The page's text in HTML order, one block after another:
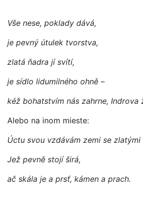
Vše nese, poklady dává,
je pevný útulek tvorstva,
zlatá ňadra jí svítí,
je sídlo lidumilného ohně –
kéž bohatstvím nás zahrne, Indrova
Alebo na inom mieste:
Úctu svou vzdávám zemi se zlatými
Jež pevně stojí širá,
ač skála je a prsť, kámen a prach.